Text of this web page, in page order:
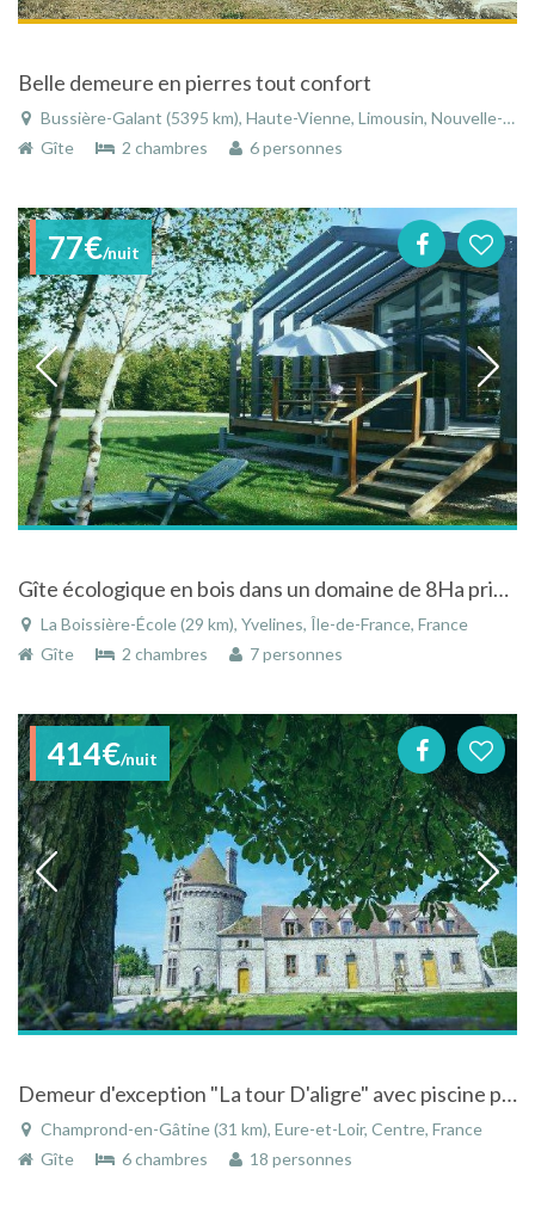
Belle demeure en pierres tout confort
Bussière-Galant (5395 km), Haute-Vienne, Limousin, Nouvelle-Aquitaine, France
Gîte
2 chambres 6 personnes
77€/nuit
Gîte écologique en bois dans un domaine de 8Ha privé près de Rambouillet
La Boissière-École (29 km), Yvelines, Île-de-France, France
Gîte
2 chambres 7 personnes
414€/nuit
Demeur d'exception "La tour D'aligre" avec piscine proche de Paris à Champrond-en-Gâtine
Champrond-en-Gâtine (31 km), Eure-et-Loir, Centre, France
Gîte
6 chambres 18 personnes